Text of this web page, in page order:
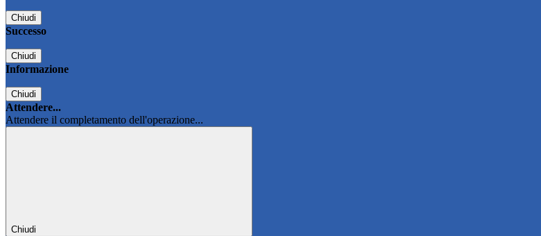
Chiudi
Successo
Chiudi
Informazione
Chiudi
Attendere...
Attendere il completamento dell'operazione...
Chiudi